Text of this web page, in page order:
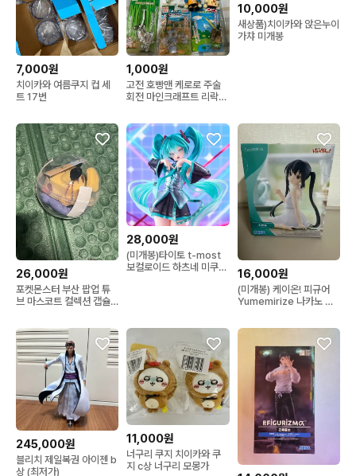
7,000원
치이카와 여름쿠지 컵 세
트 17번
1,000원
고전 호빵맨 케로로 주술
회전 마인크래프트 리락쿠
미피 미니피규어 판매
10,000원
새상품)치이카와 앉은누이
가챠 미개봉
26,000원
포켓몬스터 부산 팝업 튜
브 마스코트 컬렉션 캡슐
28,000원
(미개봉)타이토 t-most
보컬로이드 하츠네 미쿠
16,000원
(미개봉) 케이온! 피규어
Yumemirize 나카노 아
245,000원
블리치 제일복권 아이젠 b
상 (최저가)
11,000원
너구리 쿠지 치이카와 쿠
지 c상 너구리 모몽가